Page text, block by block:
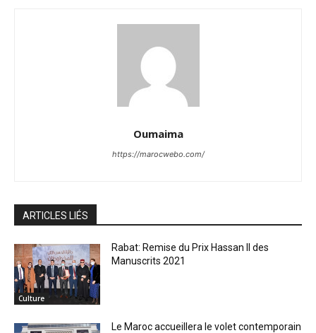
Oumaima
https://marocwebo.com/
ARTICLES LIÉS
Culture
Rabat: Remise du Prix Hassan II des
Manuscrits 2021
Le Maroc accueillera le volet contemporain